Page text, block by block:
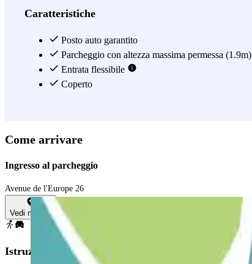
Caratteristiche
Posto auto garantito
Parcheggio con altezza massima permessa (1.9m)
Entrata flessibile
Coperto
Come arrivare
Ingresso al parcheggio
Avenue de l'Europe 26
Vedi mappa
Istruzioni